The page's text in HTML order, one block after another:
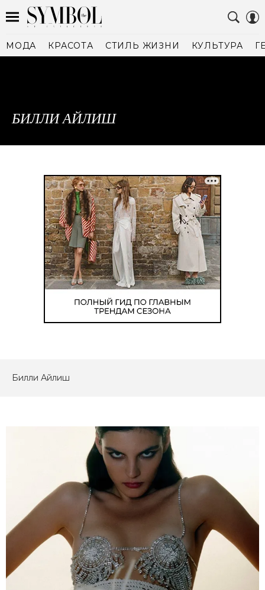
МОДА КРАСОТА СТИЛЬ ЖИЗНИ КУЛЬТУРА
БИЛЛИ АЙЛИШ
Билли Айлиш